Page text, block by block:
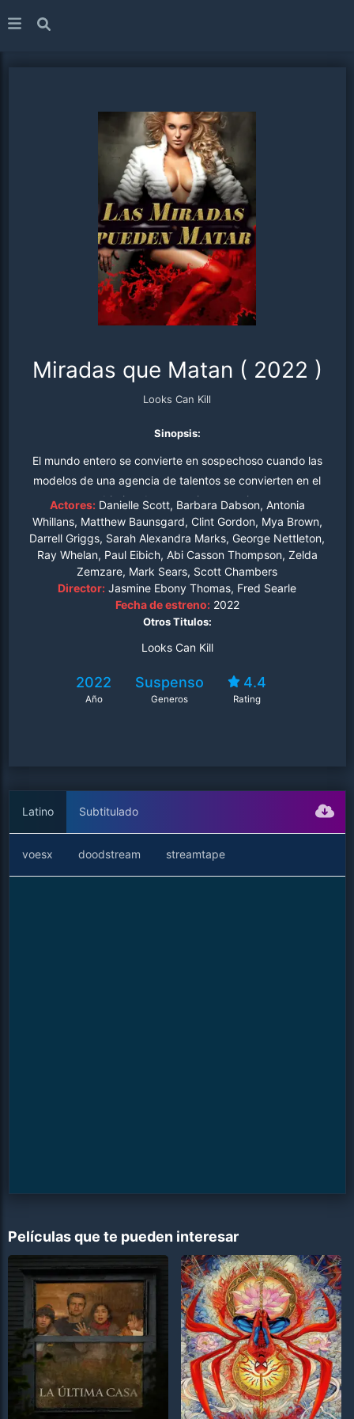
Miradas que Matan ( 2022 )
Looks Can Kill
Sinopsis:
El mundo entero se convierte en sospechoso cuando las
modelos de una agencia de talentos se convierten en el
objetivo de un asesino en serie.
Actores: Danielle Scott, Barbara Dabson, Antonia
Whillans, Matthew Baunsgard, Clint Gordon, Mya Brown,
Darrell Griggs, Sarah Alexandra Marks, George Nettleton,
Ray Whelan, Paul Eibich, Abi Casson Thompson, Zelda
Zemzare, Mark Sears, Scott Chambers
Director: Jasmine Ebony Thomas, Fred Searle
Fecha de estreno: 2022
Otros Titulos:
Looks Can Kill
2022
Año
Suspenso
Generos
4.4
Rating
Latino Subtitulado
voesx doodstream streamtape
Películas que te pueden interesar